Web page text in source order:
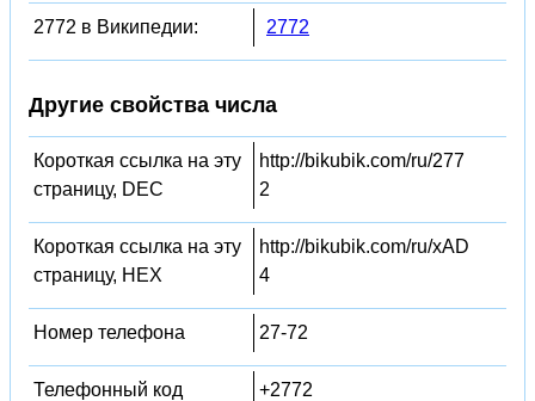
2772 в Википедии: 2772
Другие свойства числа
Короткая ссылка на эту
страницу, DEC
http://bikubik.com/ru/277
2
Короткая ссылка на эту
страницу, HEX
http://bikubik.com/ru/xAD
4
Номер телефона 27-72
Телефонный код
+2772